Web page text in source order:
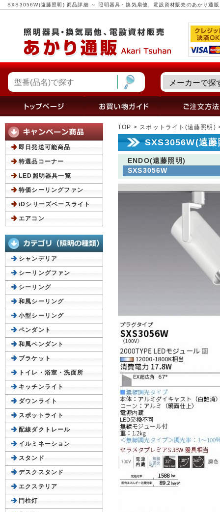
SXS3056W(遠藤照明) 商品詳細 ～ 照明器具・換気扇他、電設資材販売のあかり通販
TOP > スポットライト(遠藤照明)
SXS3056W(遠
ENDO(遠藤照明)
SXS3056W
即日発送可能商品
特選品コーナー
LED照明器具一覧
特価シーリングファン
iDシリーズベースライト
エアコン
シャンデリア
シーリングファン
シーリング
和風シーリング
小型シーリング
ペンダント
和風ペンダント
ブラケット
トイレ・浴室・洗面所
キッチンライト
ダウンライト
スポットライト
配線ダクトレール
イルミネーション
スタンド
デスクスタンド
エクステリア
門柱灯